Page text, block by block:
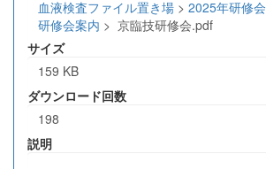
血液検査ファイル置き場 > 2025年研修会
研修会案内 > 京臨技研修会.pdf
サイズ
159 KB
ダウンロード回数
198
説明